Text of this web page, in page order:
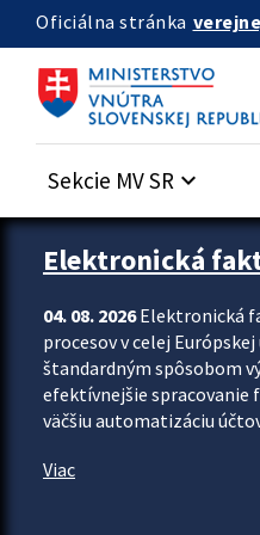
Preskocit na hlavný obsah
Oficiálna stránka
Sekcie MV SR keyboard_arrow_down
Zastavit automatický posun
Elektronická
04. 08. 2026Elektronická
procesov v celej
štandardným spôsobom
efektívnejšie spracovanie
väčšiu automatizáciu
Viac